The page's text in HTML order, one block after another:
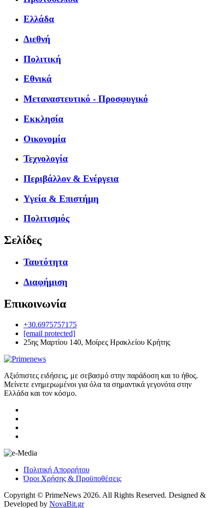
Ελλάδα
Διεθνή
Πολιτική
Εθνικά
Μεταναστευτικό - Προσφυγικό
Εκκλησία
Οικονομία
Τεχνολογία
Περιβάλλον & Ενέργεια
Υγεία & Επιστήμη
Πολιτισμός
Σελίδες
Ταυτότητα
Διαφήμιση
Επικοινωνία
+30.6975757175
[email protected]
25ης Μαρτίου 140, Μοίρες Ηρακλείου Κρήτης
Αξιόπιστες ειδήσεις, με σεβασμό στην παράδοση και το ήθος.
Μείνετε ενημερωμένοι για όλα τα σημαντικά γεγονότα στην
Ελλάδα και τον κόσμο.
Πολιτική Απορρήτου
Όροι Χρήσης & Προϋποθέσεις
Copyright © PrimeNews 2026. All Rights Reserved. Designed &
Developed by NovaBit.gr